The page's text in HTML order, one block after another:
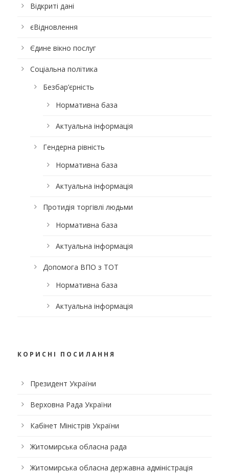
Відкриті дані
єВідновлення
Єдине вікно послуг
Соціальна політика
Безбар’єрність
Нормативна база
Актуальна інформація
Гендерна рівність
Нормативна база
Актуальна інформація
Протидія торгівлі людьми
Нормативна база
Актуальна інформація
Допомога ВПО з ТОТ
Нормативна база
Актуальна інформація
КОРИСНІ ПОСИЛАННЯ
Президент України
Верховна Рада України
Кабінет Міністрів України
Житомирська обласна рада
Житомирська обласна державна адміністрація